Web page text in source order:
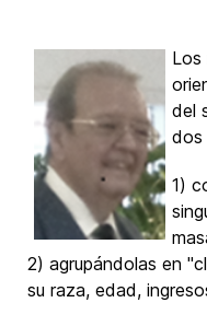
Los
del
dos
1)
2) agrupándolas en
su raza, edad,